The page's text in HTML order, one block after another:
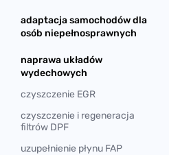
adaptacja samochodów dla
osób niepełnosprawnych
naprawa układów
wydechowych
czyszczenie EGR
czyszczenie i regeneracja
filtrów DPF
uzupełnienie płynu FAP